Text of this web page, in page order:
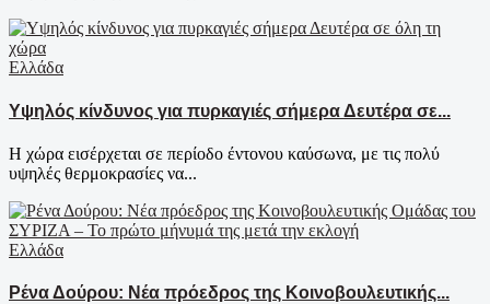
Ελλάδα
Υψηλός κίνδυνος για πυρκαγιές σήμερα Δευτέρα σε...
Η χώρα εισέρχεται σε περίοδο έντονου καύσωνα, με τις πολύ
υψηλές θερμοκρασίες να...
Ελλάδα
Ρένα Δούρου: Νέα πρόεδρος της Κοινοβουλευτικής...